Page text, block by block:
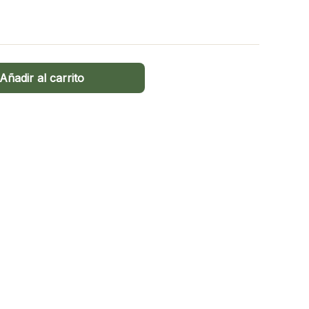
Añadir al carrito